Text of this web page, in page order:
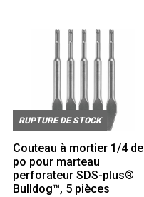
RUPTURE DE STOCK
Couteau à mortier 1/4 de
po pour marteau
perforateur SDS-plus®
Bulldog™, 5 pièces